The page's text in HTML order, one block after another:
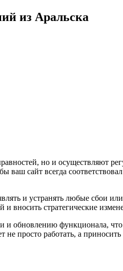
из Аральска
но и осуществляют
ваш сайт всегда
и устранять любые сбои
вносить стратегические
обновлению функционала, что
просто работать, а